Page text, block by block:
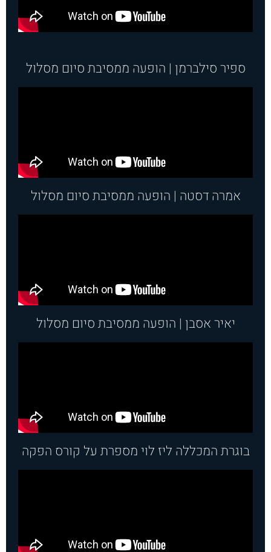
יאיר אסבן | הופעה ממסיבת סיום מסלול
אמרה דסטה | הופעה ממסיבת סיום מסלול​
ספיר סילברמן | הופעה ממסיבת סיום מסלול
בוגרת המכללה ליז לוי מספרת על קורס הפקה